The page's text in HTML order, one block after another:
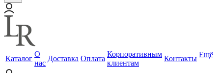
Каталог
О
нас
Доставка Оплата
Корпоративным
клиентам
Контакты Ещё